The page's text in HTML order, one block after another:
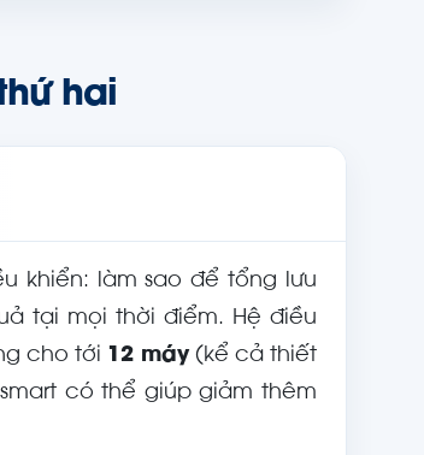
hai
khiển: làm sao để tổng lưu
tại mọi thời điểm. Hệ điều
cho tới 12 máy(kể cả thiết
có thể giúp giảm thêm